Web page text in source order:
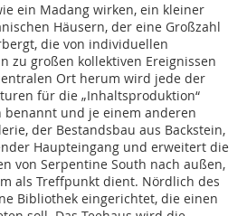
ein Madang wirken, ein kleiner
Häusern, der eine Großzahl
die von individuellen
zu großen kollektiven Ereignissen
Ort herum wird jede der
für die „Inhaltsproduktion“
benannt und je einem anderen
der Bestandsbau aus Backstein,
Haupteingang und erweitert die
von Serpentine South nach außen,
als Treffpunkt dient. Nördlich des
­Bibliothek eingerichtet, die einen